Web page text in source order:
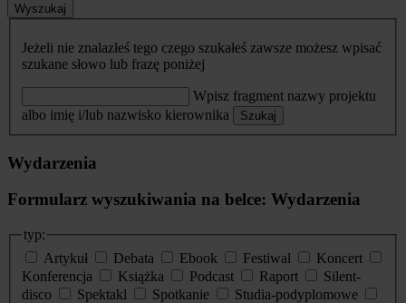
Wyszukaj
Jeżeli nie znalazłeś tego czego szukałeś zawsze możesz wpisać
szukane słowo lub frazę poniżej
Wpisz fragment nazwy projektu
albo imię i/lub nazwisko kierownika
Szukaj
Wydarzenia
Formularz wyszukiwania na belce: Wydarzenia
typ:
Artykuł
Debata Ebook Festiwal
Koncert
Konferencja
Książka Podcast Raport
Silent-
disco
Spektakl Spotkanie
Studia-podyplomowe